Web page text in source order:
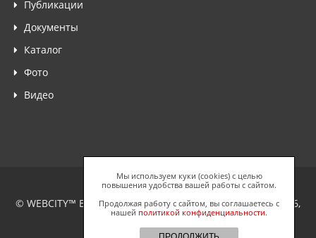
Публикации
Документы
Каталог
Фото
Видео
© WEBCITY™ Business Network, ООО "Спайдерс Веб", 2026,
Все права защищены.
Мы используем куки (cookies) с целью
повышения удобства вашей работы с сайтом.
Продолжая работу с сайтом, вы соглашаетесь с
нашей политикой конфиденциальности.